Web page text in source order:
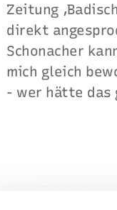
Zeitung
direkt
Schonacher
mich gleich
- wer hätte das